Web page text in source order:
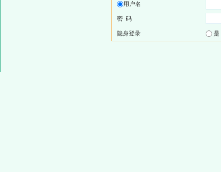
用户名
密 码
隐身登录